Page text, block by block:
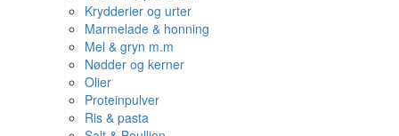
Krydderier og urter
Marmelade & honning
Mel & gryn m.m
Nødder og kerner
Olier
Proteinpulver
Ris & pasta